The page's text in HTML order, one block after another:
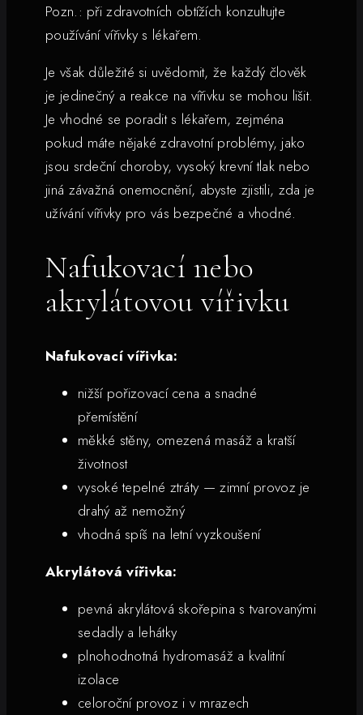
Pozn.: při zdravotních obtížích konzultujte
používání vířivky s lékařem.
Je však důležité si uvědomit, že každý člověk
je jedinečný a reakce na vířivku se mohou lišit.
Je vhodné se poradit s lékařem, zejména
pokud máte nějaké zdravotní problémy, jako
jsou srdeční choroby, vysoký krevní tlak nebo
jiná závažná onemocnění, abyste zjistili, zda je
užívání vířivky pro vás bezpečné a vhodné.
Nafukovací nebo
akrylátovou vířivku
Nafukovací vířivka:
nižší pořizovací cena a snadné
přemístění
měkké stěny, omezená masáž a kratší
životnost
vysoké tepelné ztráty — zimní provoz je
drahý až nemožný
vhodná spíš na letní vyzkoušení
Akrylátová vířivka:
pevná akrylátová skořepina s tvarovanými
sedadly a lehátky
plnohodnotná hydromasáž a kvalitní
izolace
celoroční provoz i v mrazech